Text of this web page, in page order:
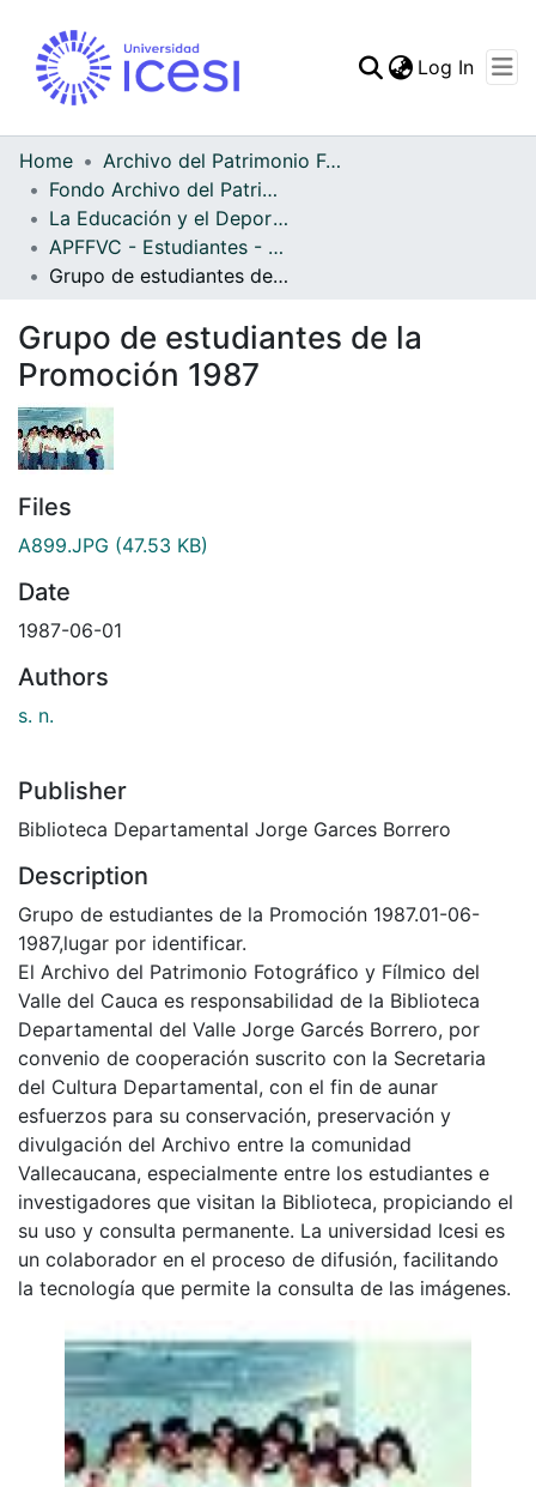
Log In
Home
Archivo del Patrimonio Fotográfico y Fílmico del Valle del Cauca
Fondo Archivo del Patrimonio Fotográfico y Fílmico del Valle del Cauca
La Educación y el Deporte
APFFVC - Estudiantes - Patrimonial
Grupo de estudiantes de la Promoción 1987
Grupo de estudiantes de la
Promoción 1987
Files
A899.JPG (47.53 KB)
Date
1987-06-01
Authors
s. n.
Publisher
Biblioteca Departamental Jorge Garces Borrero
Description
Grupo de estudiantes de la Promoción 1987.01-06-
1987,lugar por identificar.
El Archivo del Patrimonio Fotográfico y Fílmico del
Valle del Cauca es responsabilidad de la Biblioteca
Departamental del Valle Jorge Garcés Borrero, por
convenio de cooperación suscrito con la Secretaria
del Cultura Departamental, con el fin de aunar
esfuerzos para su conservación, preservación y
divulgación del Archivo entre la comunidad
Vallecaucana, especialmente entre los estudiantes e
investigadores que visitan la Biblioteca, propiciando el
su uso y consulta permanente. La universidad Icesi es
un colaborador en el proceso de difusión, facilitando
la tecnología que permite la consulta de las imágenes.